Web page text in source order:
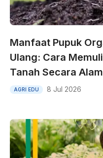
Manfaat Pupuk
Ulang: Cara
Tanah Secara
AGRI EDU 8 Jul 2026